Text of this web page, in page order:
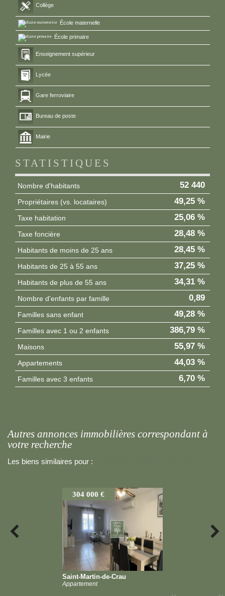
Collège
École maternelle
École primaire
Enseignement supérieur
Lycée
Gare ferroviaire
Bureau de poste
Mairie
STATISTIQUES
Nombre d'habitants 52 440
Propriétaires (vs. locataires) 49,25 %
Taxe habitation 25,06 %
Taxe foncière 28,48 %
Habitants de moins de 25 ans 28,45 %
Habitants de 25 à 55 ans 37,25 %
Habitants de plus de 55 ans 34,31 %
Nombre d'enfants par famille 0,89
Familles sans enfant 49,28 %
Familles avec 1 ou 2 enfants 386,79 %
Maisons 55,97 %
Appartements 44,03 %
Familles avec 3 enfants 6,70 %
autres annonces immobilières correspondant à
votre recherche
Les biens similaires pour :
304 000 €
Saint-Martin-de-Crau
Appartement